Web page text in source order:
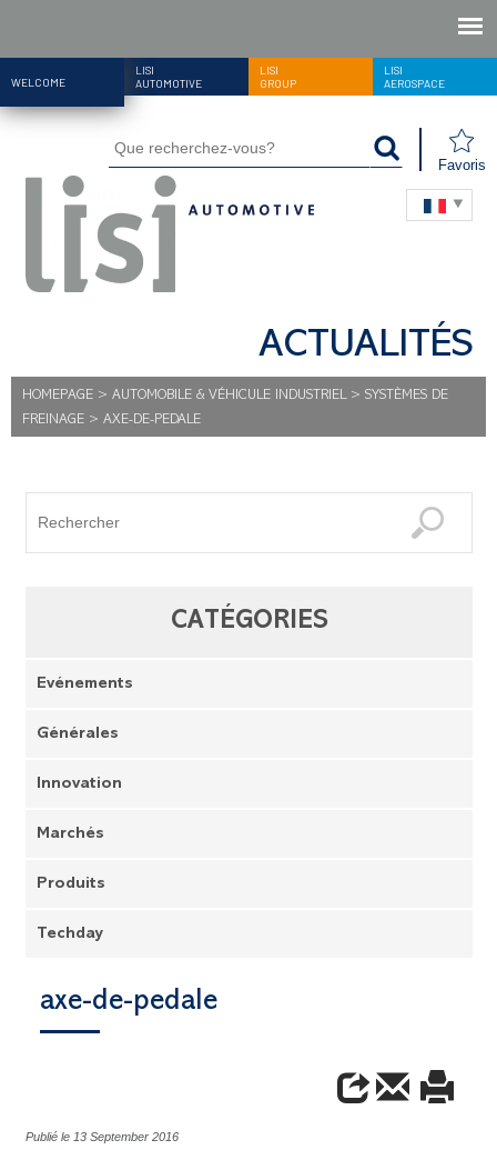
WELCOME
LISI
AUTOMOTIVE
LISI
GROUP
LISI
AEROSPACE
Favoris
ACTUALITÉS
HOMEPAGE > AUTOMOBILE & VÉHICULE INDUSTRIEL> SYSTÈMES DE
FREINAGE > AXE-DE-PEDALE
CATÉGORIES
Evénements
Générales
Innovation
Marchés
Produits
Techday
axe-de-pedale
Publié le 13 September 2016